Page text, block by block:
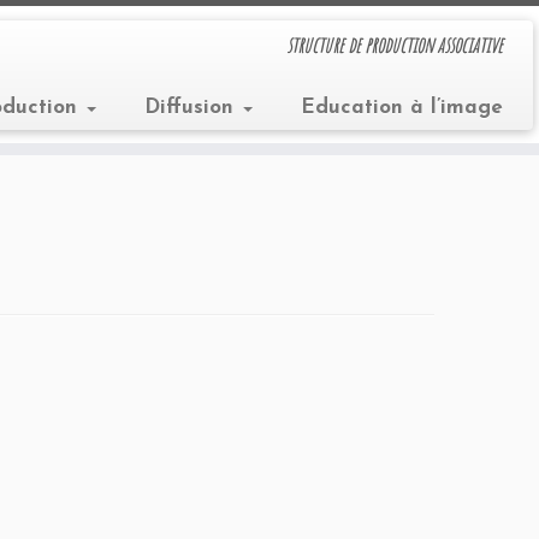
structure de production associative
Diffusion Education à l’image